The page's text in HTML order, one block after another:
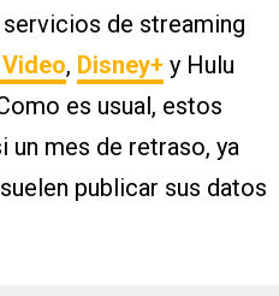
de streaming
, Disney+ y Hulu
es usual, estos
un mes de retraso, ya
publicar sus datos